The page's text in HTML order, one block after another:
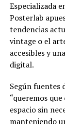
Especializada
Posterlab
tendencias
vintage o el
accesibles y
digital.
Según fuentes
“queremos
espacio sin
manteniendo